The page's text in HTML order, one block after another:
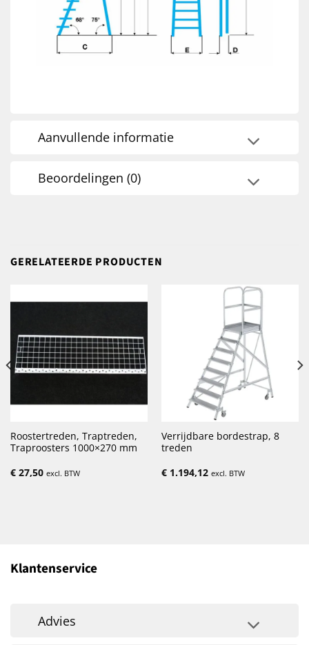
Aanvullende informatie
Beoordelingen (0)
GERELATEERDE PRODUCTEN
Roostertreden, Traptreden,
Traproosters 1000×270 mm
€27,50 excl. BTW
Verrijdbare bordestrap, 8
treden
€1.194,12 excl. BTW
Klantenservice
Advies